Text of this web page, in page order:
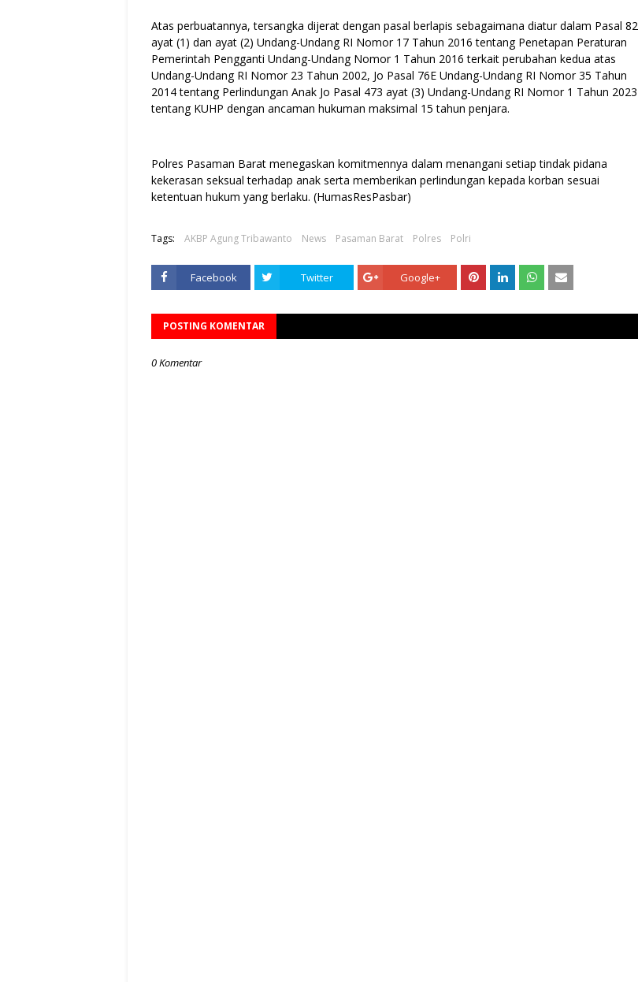
Atas perbuatannya, tersangka dijerat dengan pasal berlapis sebagaimana diatur dalam Pasal 82
ayat (1) dan ayat (2) Undang-Undang RI Nomor 17 Tahun 2016 tentang Penetapan Peraturan
Pemerintah Pengganti Undang-Undang Nomor 1 Tahun 2016 terkait perubahan kedua atas
Undang-Undang RI Nomor 23 Tahun 2002, Jo Pasal 76E Undang-Undang RI Nomor 35 Tahun
2014 tentang Perlindungan Anak Jo Pasal 473 ayat (3) Undang-Undang RI Nomor 1 Tahun 2023
tentang KUHP dengan ancaman hukuman maksimal 15 tahun penjara.
Polres Pasaman Barat menegaskan komitmennya dalam menangani setiap tindak pidana
kekerasan seksual terhadap anak serta memberikan perlindungan kepada korban sesuai
ketentuan hukum yang berlaku. (HumasResPasbar)
Tags: AKBP Agung Tribawanto News Pasaman Barat Polres Polri
Facebook Twitter Google+
POSTING KOMENTAR
0 Komentar